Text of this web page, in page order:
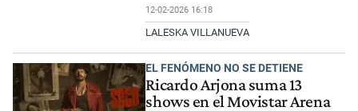
12-02-2026 16:18
LALESKA VILLANUEVA
EL FENÓMENO NO SE DETIENE
Ricardo Arjona suma 13
shows en el Movistar Arena